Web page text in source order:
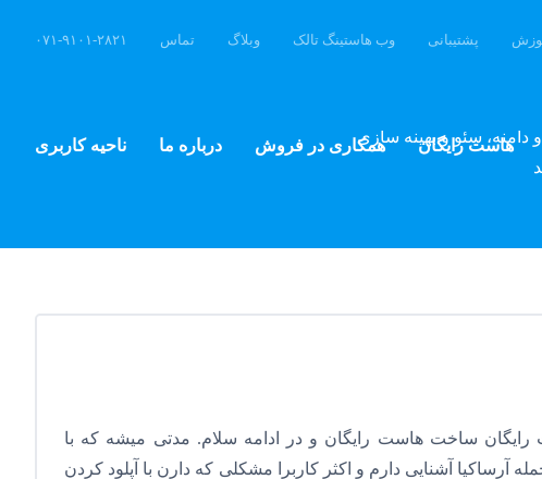
ناحیه کاربری درباره ما همکاری در فروش هاست رایگان
۰۷۱-۹۱۰۱-۲۸۲۱ تماس وبلاگ وب هاستینگ تالک پشتیبانی
سئو و بهینه سازی
ساخت هاست رایگان و در ادامه سلام. مدتی میشه که با
آرساکیا آشنایی دارم و اکثر کاربرا مشکلی که دارن با آپلود کردن